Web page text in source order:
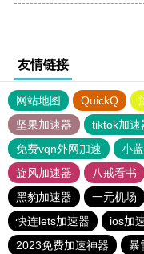
友情链接
网站地图 QuickQ
坚果加速器
tiktok加速
免费vqn外网加速
小
旋风加速器
八戒看书
黑豹加速器
一元机场
快连lets加速器
ios加
2023免费加速神器
暴